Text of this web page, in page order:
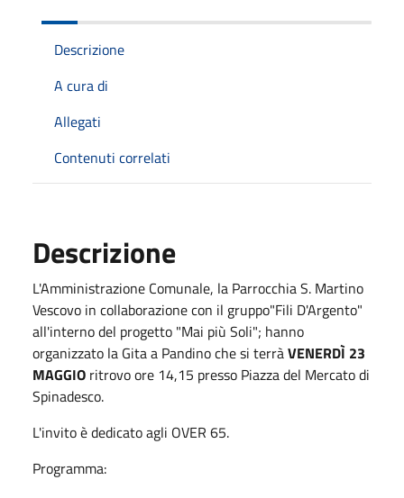
Descrizione
A cura di
Allegati
Contenuti correlati
Descrizione
L'Amministrazione Comunale, la Parrocchia S. Martino
Vescovo in collaborazione con il gruppo"Fili D'Argento"
all'interno del progetto "Mai più Soli"; hanno
organizzato la Gita a Pandino che si terràVENERDÌ 23
MAGGIO ritrovo ore 14,15 presso Piazza del Mercato di
Spinadesco.
L'invito è dedicato agli OVER 65.
Programma: